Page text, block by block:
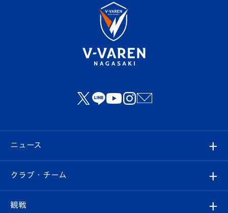
ニュース
すべて
クラブ・チーム
観戦